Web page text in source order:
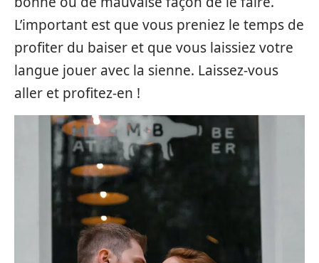
L’important est que vous preniez le temps de
profiter du baiser et que vous laissiez votre
langue jouer avec la sienne. Laissez-vous
aller et profitez-en !